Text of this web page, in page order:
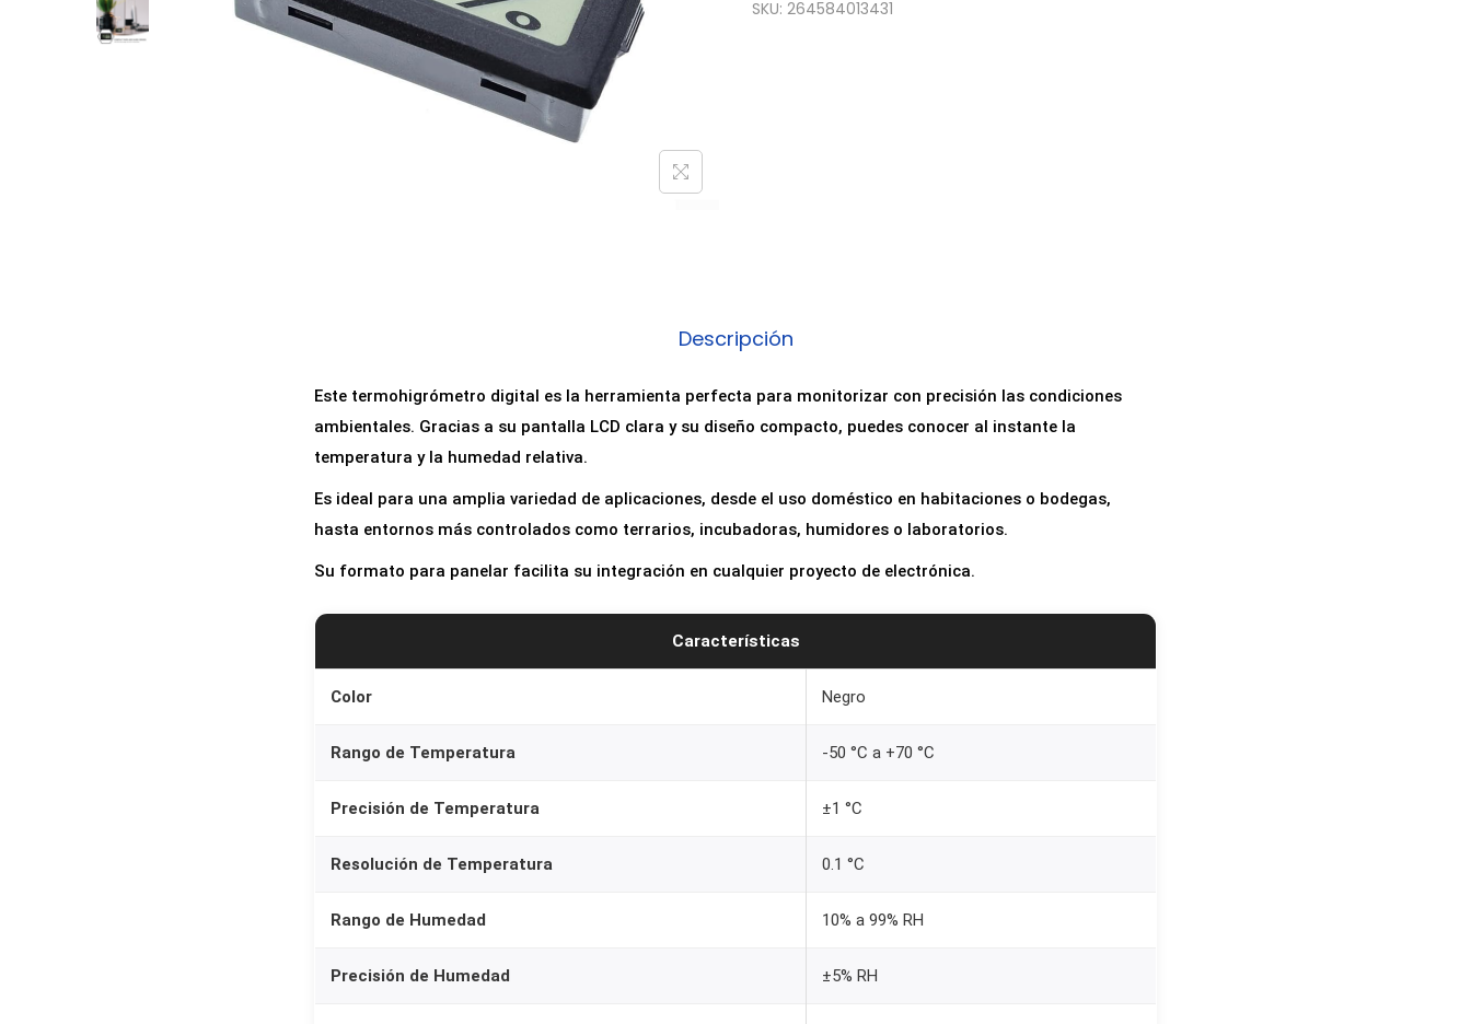
c
d
SKU: 264584013431
Descripción
Este termohigrómetro digital es la herramienta perfecta para monitorizar con precisión las condiciones
ambientales. Gracias a su pantalla LCD clara y su diseño compacto, puedes conocer al instante la
temperatura y la humedad relativa.
Es ideal para una amplia variedad de aplicaciones, desde el uso doméstico en habitaciones o bodegas,
hasta entornos más controlados como terrarios, incubadoras, humidores o laboratorios.
Su formato para panelar facilita su integración en cualquier proyecto de electrónica.
Características
Color Negro
Rango de Temperatura -50 °C a +70 °C
Precisión de Temperatura ±1 °C
Resolución de Temperatura 0.1 °C
Rango de Humedad 10% a 99% RH
Precisión de Humedad ±5% RH